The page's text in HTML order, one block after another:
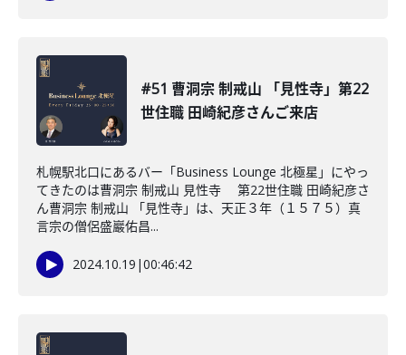
#51 曹洞宗 制戒山 「見性寺」第22
世住職 田崎紀彦さんご来店
札幌駅北口にあるバー「Business Lounge 北極星」にやっ
てきたのは曹洞宗 制戒山 見性寺 第22世住職 田崎紀彦さ
ん曹洞宗 制戒山 「見性寺」は、天正３年（１５７５）真
言宗の僧侶盛巖佑昌...
2024.10.19 |00:46:42